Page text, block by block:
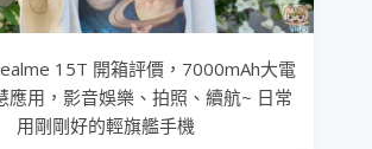
15T 開箱評價，7000mAh大電
應用，影音娛樂、拍照、續航~ 日常
用剛剛好的輕旗艦手機